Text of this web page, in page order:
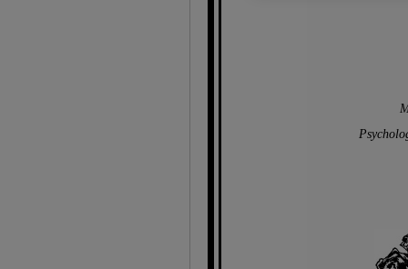
Przechowywanie
treści, badnie